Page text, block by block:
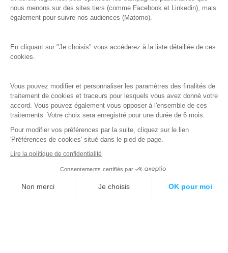
nous menons sur des sites tiers (comme Facebook et Linkedin), mais
également pour suivre nos audiences (Matomo).
En cliquant sur "Je choisis" vous accéderez à la liste détaillée de ces
cookies.
Vous pouvez modifier et personnaliser les paramètres des finalités de
traitement de cookies et traceurs pour lesquels vous avez donné votre
accord. Vous pouvez également vous opposer à l'ensemble de ces
traitements. Votre choix sera enregistré pour une durée de 6 mois.
Pour modifier vos préférences par la suite, cliquez sur le lien
'Préférences de cookies' situé dans le pied de page.
Lire la politique de confidentialité
Consentements certifiés par
Non merci Je choisis OK pour moi
Note d’information
Expertise
Notre raison d’être
Recrutement
Media
À propos d’Advens